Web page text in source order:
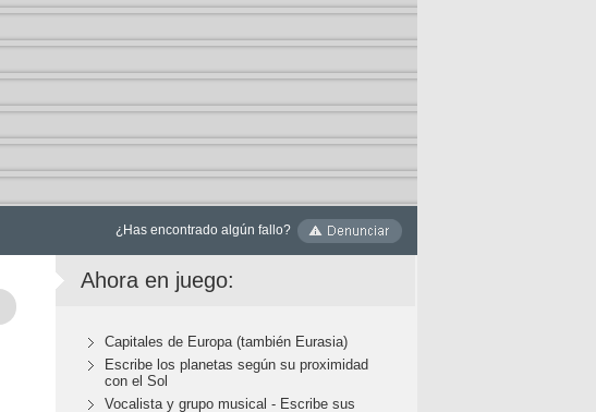
¿Has encontrado algún fallo?
Ahora en juego:
Capitales de Europa (también Eurasia)
Escribe los planetas según su proximidad
con el Sol
Vocalista y grupo musical - Escribe sus